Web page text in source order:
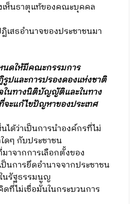
เห็นธาตุแท้ของคณะบุคคล
เสธอำนาจของประชาชนมา
นดให้มีคณะกรรมการ
ปและการปรองดองแห่งชาติ
ในทางนิติบัญญัติและในทาง
จะแก้ไขปัญหาของประเทศ
นได้ว่าเป็นการนำองค์กรที่ไม่
ดๆ กับประชาชน
าจากการเลือกตั้งของ
นการยึดอำนาจจากประชาชน
นรัฐธรรมนูญ
ดที่ไม่เชื่อมั่นในกระบวนการ